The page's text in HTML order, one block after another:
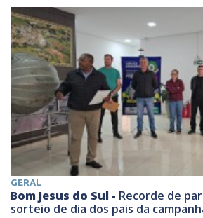
GERAL
Bom Jesus do Sul - Recorde de
sorteio de dia dos pais da